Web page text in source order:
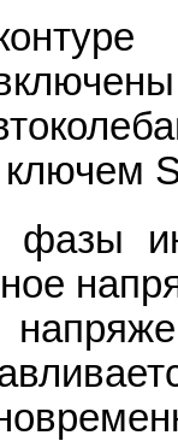
ключем
фазы